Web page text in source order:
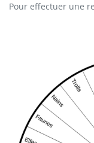
Pour effectuer une